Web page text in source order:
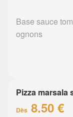
Base sauce
ognons
Pizza marsala
Dès 8.50 €